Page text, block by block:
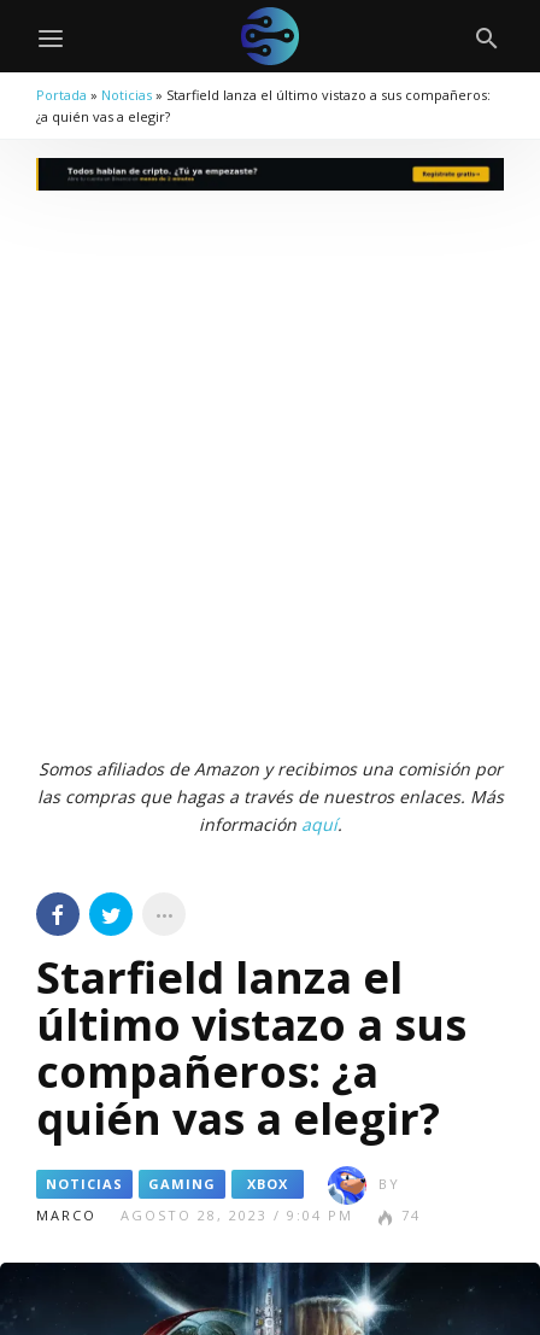
Portada » Noticias » Starfield lanza el último vistazo a sus compañeros:
¿a quién vas a elegir?
Somos afiliados de Amazon y recibimos una comisión por
las compras que hagas a través de nuestros enlaces. Más
información aquí.
Starfield lanza el
último vistazo a sus
compañeros: ¿a
quién vas a elegir?
NOTICIAS GAMING XBOX
BY
MARCO
AGOSTO 28, 2023 / 9:04 PM 74